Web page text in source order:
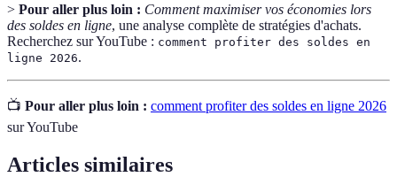
> Pour aller plus loin : Comment maximiser vos économies lors
des soldes en ligne, une analyse complète de stratégies d'achats.
Recherchez sur YouTube : comment profiter des soldes en
ligne 2026.
📺 Pour aller plus loin : comment profiter des soldes en ligne 2026
sur YouTube
Articles similaires